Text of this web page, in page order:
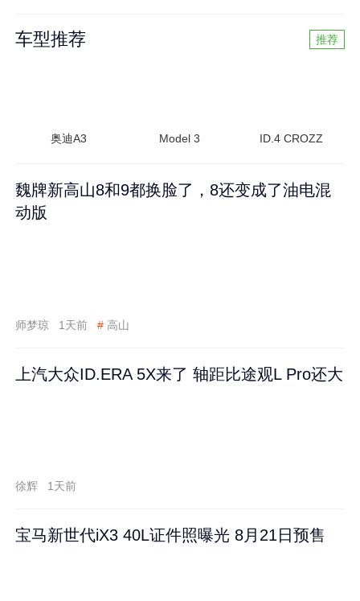
车型推荐 推荐
奥迪A3 Model 3 ID.4 CROZZ
魏牌新高山8和9都换脸了，8还变成了油电混
动版
师梦琼 1天前 # 高山
上汽大众ID.ERA 5X来了 轴距比途观L Pro还大
徐辉 1天前
宝马新世代iX3 40L证件照曝光 8月21日预售